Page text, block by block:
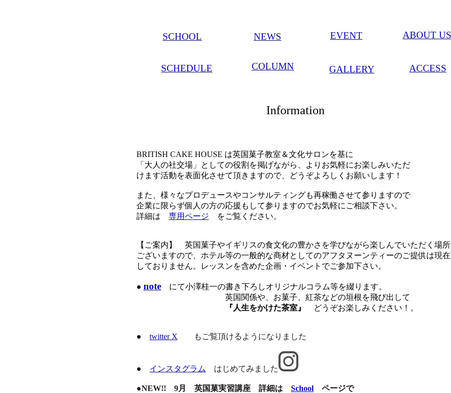
BRITISH CAKE HOUSE は英国菓子教室＆文化サロンを基に
「大人の社交場」としての役割を掲げながら、よりお気軽にお楽しみいただ
けます活動を表面化させて頂きますので、どうぞよろしくお願いします！
また、様々なプロデュースやコンサルティングも再稼働させて参りますので
企業に限らず個人の方の応援もして参りますのでお気軽にご相談下さい。
詳細は 専用ページ をご覧ください。
【ご案内】 英国菓子やイギリスの食文化の豊かさを学びながら楽しんでいただく場
ございますので、ホテル等の一般的な商材としてのアフタヌーンティーのご提供は現在
しておりません。レッスンを含めた企画・イベントでご参加下さい。
● note にて小澤桂一の書き下ろしオリジナルコラム等を綴ります。
英国関係や、お菓子、紅茶などの垣根を飛び出して
『人生をかけた茶室』
どうぞお楽しみください！。
● twitter X もご覧頂けるようになりました
● インスタグラム はじめてみました
●NEW!! 9月 英国菓実習講座 詳細は School ページで
Information
ABOUT US
COLUMN
EVENT
NEWS
SCHEDULE GALLERY ACCESS
SCHOOL